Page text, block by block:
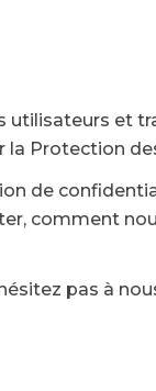
utilisateurs et
Protection
de
comment
pas à